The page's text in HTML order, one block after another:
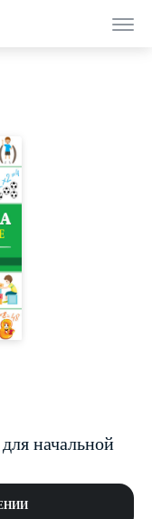
начальной